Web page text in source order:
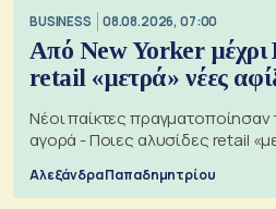
BUSINESS 08.08.2026, 07:00
Από New Yorker μέχρι
retail «μετρά» νέες
Νέοι παίκτες
αγορά - Ποιες αλυσίδες retail
Αλεξάνδρα Παπαδημητρίου